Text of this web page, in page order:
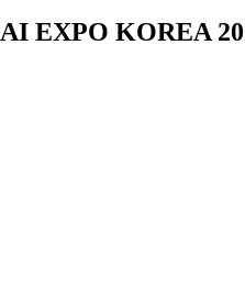
AI EXPO KOREA